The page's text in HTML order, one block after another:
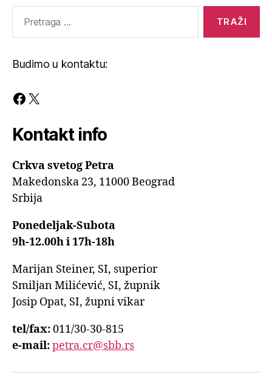
Budimo u kontaktu:
Facebook
X
Kontakt info
Crkva svetog Petra
Makedonska 23, 11000 Beograd
Srbija
Ponedeljak-Subota
9h-12.00h i 17h-18h
Marijan Steiner, SI, superior
Smiljan Milićević, SI, župnik
Josip Opat, SI, župni vikar
tel/fax:011/30-30-815
e-mail:petra.cr@sbb.rs